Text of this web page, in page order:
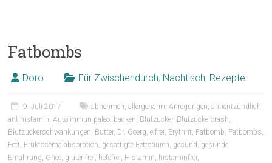
Fatbombs
Doro Für Zwischendurch, Nachtisch, Rezepte
9. Juli 2017 abnehmen,allergenarm,Anregungen,antientzündlich,
antihistamin,Autoimmun paleo, backen, Blutzucker, Blutzuckercrash,
Blutzuckerschwankungen, Butter, Dr. Goerg,eifrei, Erythrit, Fatbomb, Fatbombs,
Fett, Fruktosemalabsorption, gesättigte Fettsäuren, gesund , gesunde
Ernährung, Ghee, glutenfrei, hefefrei, Histamin, histaminfrei,